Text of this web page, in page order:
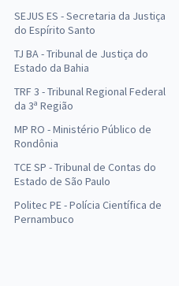
SEJUS ES - Secretaria da Justiça
do Espírito Santo
TJ BA - Tribunal de Justiça do
Estado da Bahia
TRF 3 - Tribunal Regional Federal
da 3ª Região
MP RO - Ministério Público de
Rondônia
TCE SP - Tribunal de Contas do
Estado de São Paulo
Politec PE - Polícia Científica de
Pernambuco